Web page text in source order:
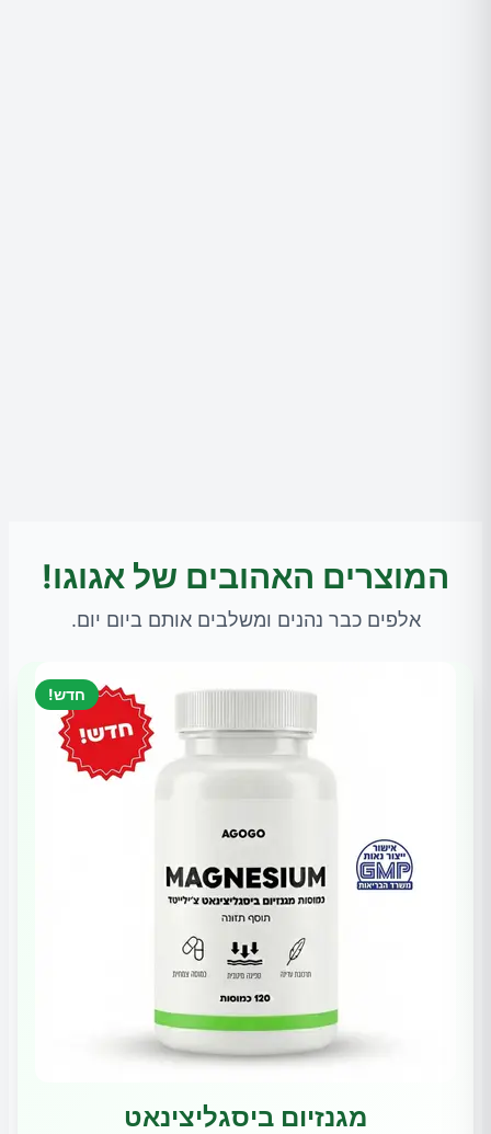
המוצרים האהובים של אגוגו!
אלפים כבר נהנים ומשלבים אותם ביום יום.
חדש!
מגנזיום ביסגליצינאט